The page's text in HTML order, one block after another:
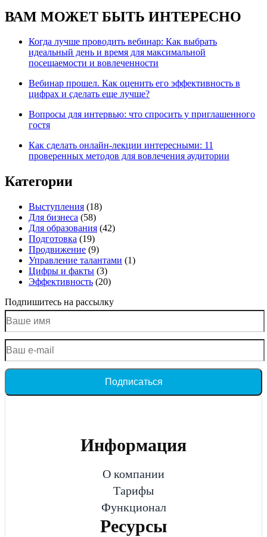
ВАМ МОЖЕТ БЫТЬ ИНТЕРЕСНО
Когда лучше проводить вебинар: Как выбрать
идеальный день и время для максимальной
посещаемости и вовлеченности
Вебинар прошел. Как оценить его эффективность в
цифрах и сделать еще лучше?
Вопросы для интервью: что спросить у приглашенного
гостя
Как сделать онлайн-лекции интересными: 11
проверенных методов для вовлечения аудитории
Категории
Выступления (18)
Для бизнеса (58)
Для образования (42)
Подготовка (19)
Продвижение (9)
Управление талантами (1)
Цифры и факты (3)
Эффективность (20)
Подпишитесь на рассылку
Подписаться
Информация
О компании
Тарифы
Функционал
Ресурсы